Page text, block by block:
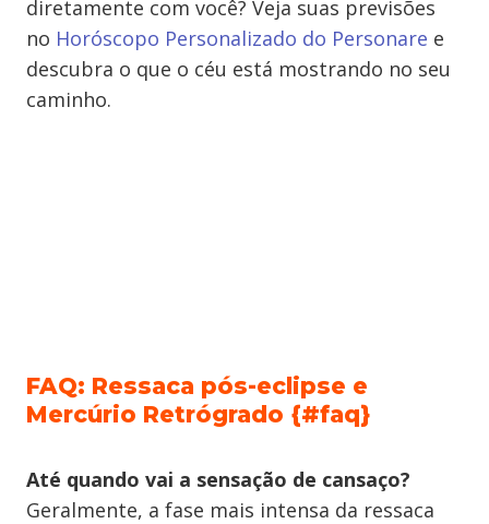
diretamente com você? Veja suas previsões
no Horóscopo Personalizado do Personare e
descubra o que o céu está mostrando no seu
caminho.
FAQ: Ressaca pós-eclipse e
Mercúrio Retrógrado {#faq}
Até quando vai a sensação de cansaço?
Geralmente, a fase mais intensa da ressaca